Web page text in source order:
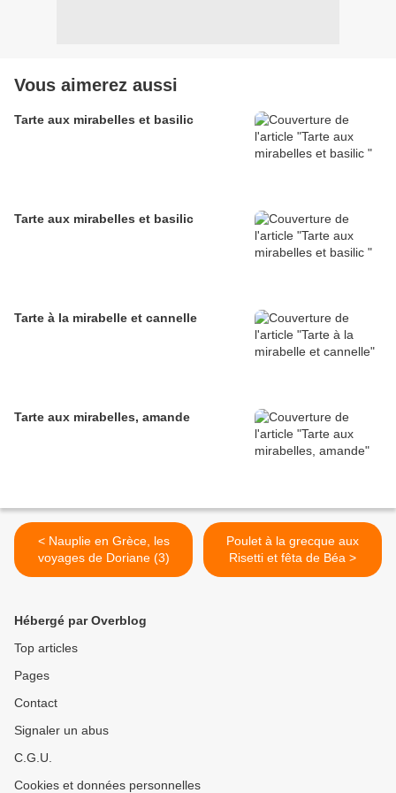
Vous aimerez aussi
Tarte aux mirabelles et basilic
Tarte aux mirabelles et basilic
Tarte à la mirabelle et cannelle
Tarte aux mirabelles, amande
< Nauplie en Grèce, les
voyages de Doriane (3)
Poulet à la grecque aux
Risetti et fêta de Béa >
Hébergé par Overblog
Top articles
Pages
Contact
Signaler un abus
C.G.U.
Cookies et données personnelles